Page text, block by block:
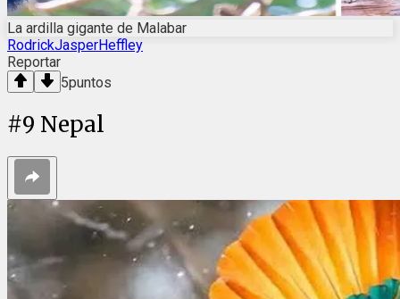
La ardilla gigante de Malabar
RodrickJasperHeffley
Reportar
5puntos
#9 Nepal